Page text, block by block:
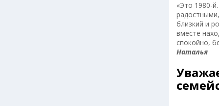
«Это 1980-
близкий и
вместе
спокойно,
Наталья